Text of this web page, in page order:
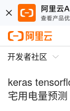
开发者社区
keras
宅用电量预